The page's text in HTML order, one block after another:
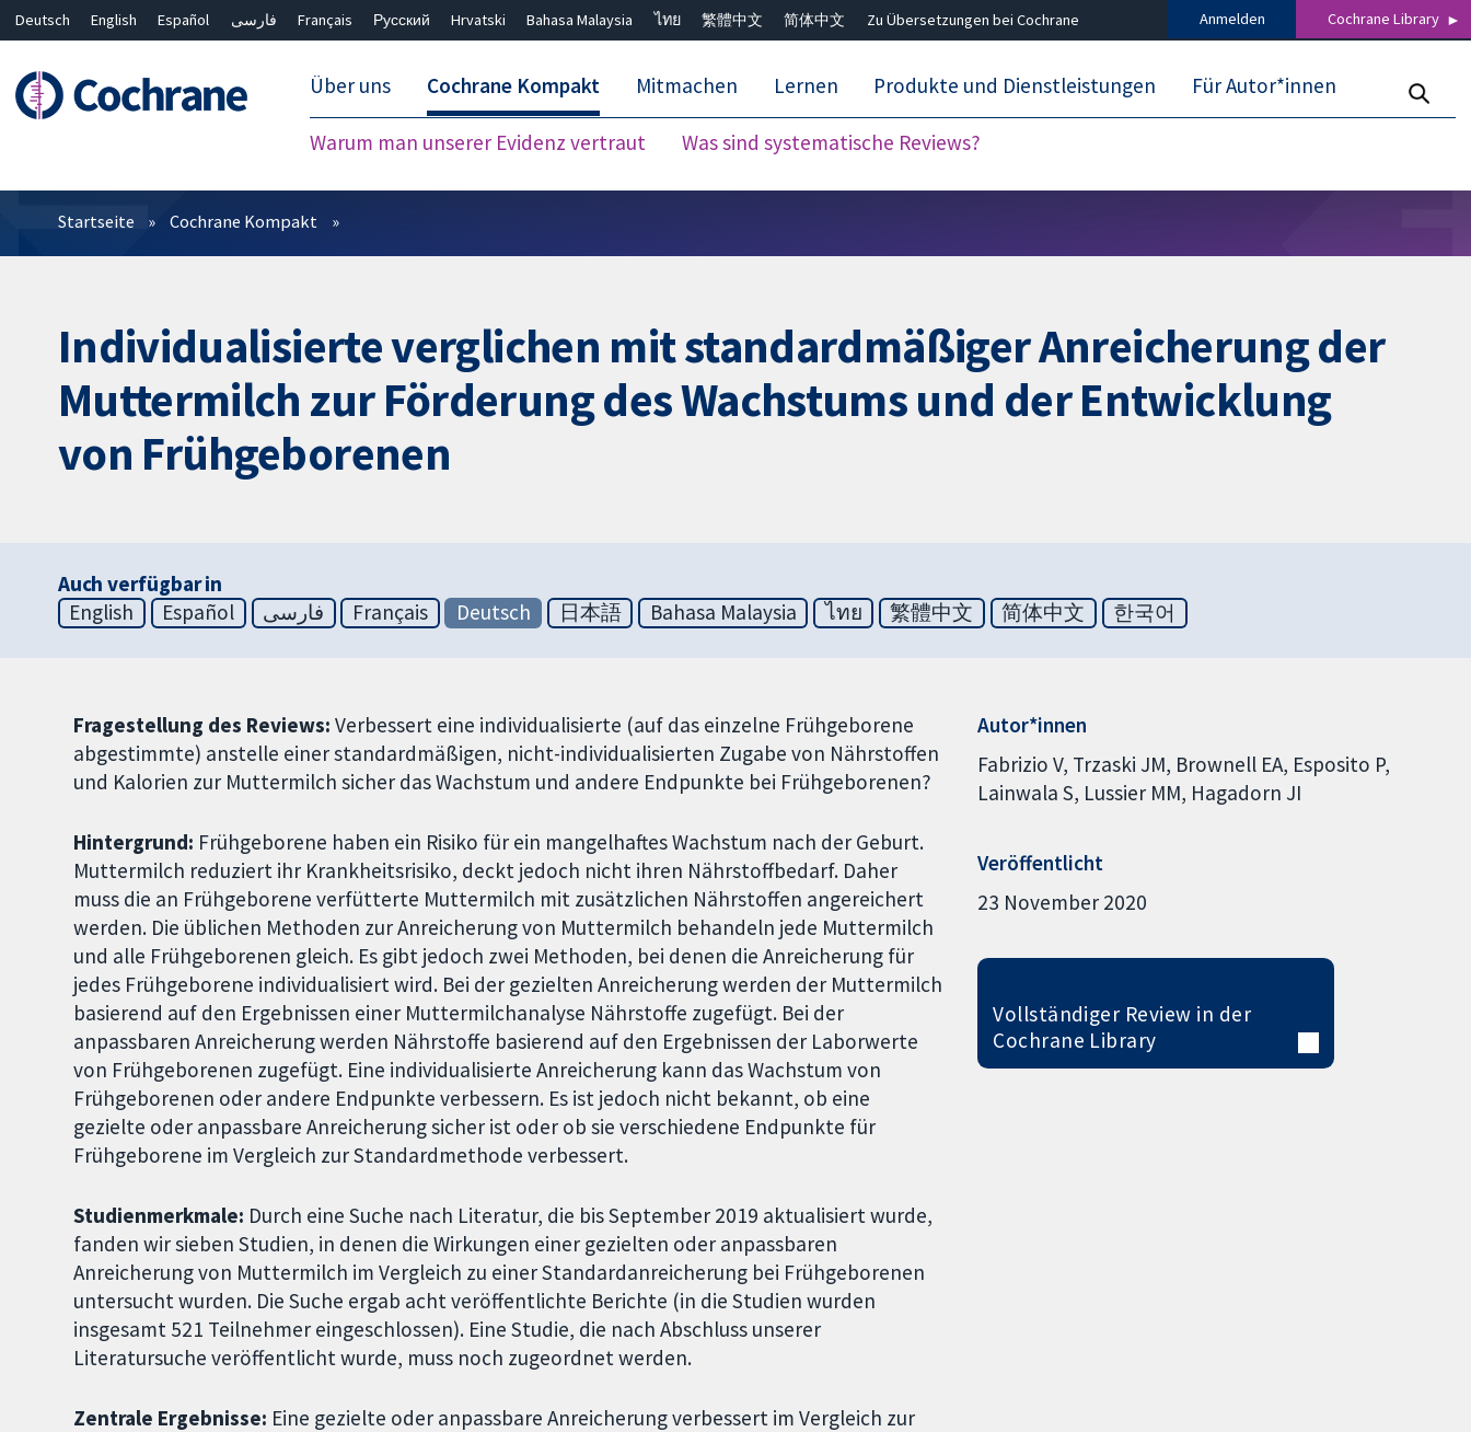
Deutsch English Español فارسی Français Русский Hrvatski Bahasa Malaysia ไทย 繁體中文 简体中文 Zu Übersetzungen bei Cochrane Anmelden Cochrane Library
Über uns Cochrane Kompakt
Warum man unserer Evidenz vertraut Was sind systematische Reviews?
Mitmachen Lernen Produkte und Dienstleistungen Für Autor*innen
Filter
Startseite Cochrane Kompakt
Individualisierte verglichen mit standardmäßiger Anreicherung der
Muttermilch zur Förderung des Wachstums und der Entwicklung
von Frühgeborenen
Auch verfügbar in
English
Español فارسی Français Deutsch 日本語 Bahasa Malaysia ไทย 繁體中文 简体中文 한국어
Fragestellung des Reviews:Verbessert eine individualisierte (auf das einzelne Frühgeborene
abgestimmte) anstelle einer standardmäßigen, nicht-individualisierten Zugabe von Nährstoffen
und Kalorien zur Muttermilch sicher das Wachstum und andere Endpunkte bei Frühgeborenen?
Hintergrund: Frühgeborene haben ein Risiko für ein mangelhaftes Wachstum nach der Geburt.
Muttermilch reduziert ihr Krankheitsrisiko, deckt jedoch nicht ihren Nährstoffbedarf. Daher
muss die an Frühgeborene verfütterte Muttermilch mit zusätzlichen Nährstoffen angereichert
werden. Die üblichen Methoden zur Anreicherung von Muttermilch behandeln jede Muttermilch
und alle Frühgeborenen gleich. Es gibt jedoch zwei Methoden, bei denen die Anreicherung für
jedes Frühgeborene individualisiert wird. Bei der gezielten Anreicherung werden der Muttermilch
basierend auf den Ergebnissen einer Muttermilchanalyse Nährstoffe zugefügt. Bei der
anpassbaren Anreicherung werden Nährstoffe basierend auf den Ergebnissen der Laborwerte
von Frühgeborenen zugefügt. Eine individualisierte Anreicherung kann das Wachstum von
Frühgeborenen oder andere Endpunkte verbessern. Es ist jedoch nicht bekannt, ob eine
gezielte oder anpassbare Anreicherung sicher ist oder ob sie verschiedene Endpunkte für
Frühgeborene im Vergleich zur Standardmethode verbessert.
Studienmerkmale: Durch eine Suche nach Literatur, die bis September 2019 aktualisiert wurde,
fanden wir sieben Studien, in denen die Wirkungen einer gezielten oder anpassbaren
Anreicherung von Muttermilch im Vergleich zu einer Standardanreicherung bei Frühgeborenen
untersucht wurden. Die Suche ergab acht veröffentlichte Berichte (in die Studien wurden
insgesamt 521 Teilnehmer eingeschlossen). Eine Studie, die nach Abschluss unserer
Literatursuche veröffentlicht wurde, muss noch zugeordnet werden.
Zentrale Ergebnisse: Eine gezielte oder anpassbare Anreicherung verbessert im Vergleich zur
Autor*innen
Fabrizio V Trzaski JM Brownell EA Esposito P
Lainwala S Lussier MM Hagadorn JI
Veröffentlicht
23 November 2020
Vollständiger Review in der
Cochrane Library